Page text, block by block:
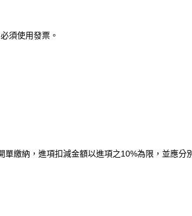
須使用發票。
繳納，進項扣減金額以進項之10%為限，並應分